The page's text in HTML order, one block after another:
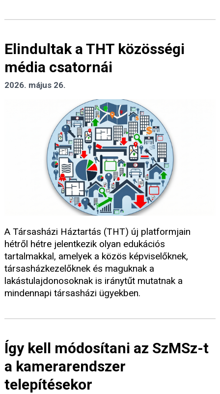
Elindultak a THT közösségi
média csatornái
2026. május 26.
A Társasházi Háztartás (THT) új platformjain
hétről hétre jelentkezik olyan edukációs
tartalmakkal, amelyek a közös képviselőknek,
társasházkezelőknek és maguknak a
lakástulajdonosoknak is iránytűt mutatnak a
mindennapi társasházi ügyekben.
Így kell módosítani az SzMSz-t
a kamerarendszer
telepítésekor